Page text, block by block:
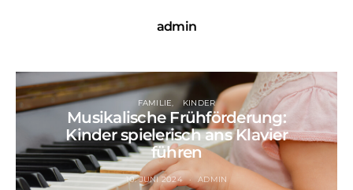
admin
FAMILIE KINDER
Musikalische Frühförderung:
Kinder spielerisch ans Klavier
führen
10. JUNI 2024 ADMIN